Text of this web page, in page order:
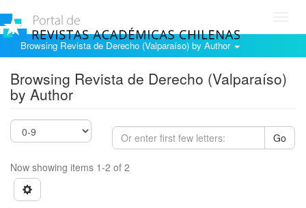
Browsing Revista de Derecho (Valparaíso) by Author
Browsing Revista de Derecho (Valparaíso)
by Author
Go
Now showing items 1-2 of 2